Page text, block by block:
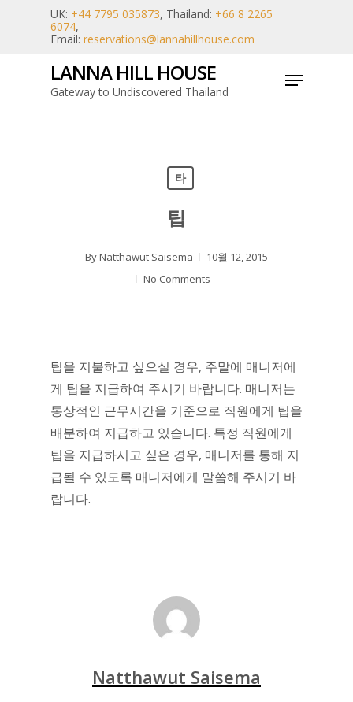
UK: +44 7795 035873, Thailand: +66 8 2265
6074,
Email: reservations@lannahillhouse.com
LANNA HILL HOUSE
Gateway to Undiscovered Thailand
Menu
타
팁
ByNatthawut Saisema
10월 12, 2015
No Comments
팁을 지불하고 싶으실 경우, 주말에 매니저에
게 팁을 지급하여 주시기 바랍니다. 매니저는
통상적인 근무시간을 기준으로 직원에게 팁을
배분하여 지급하고 있습니다. 특정 직원에게
팁을 지급하시고 싶은 경우, 매니저를 통해 지
급될 수 있도록 매니저에게 말씀해 주시기 바
랍니다.
Natthawut Saisema